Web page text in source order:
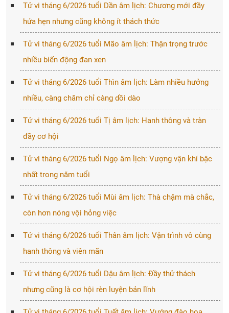
Tử vi tháng 6/2026 tuổi Dần âm lịch: Chương mới đầy
hứa hẹn nhưng cũng không ít thách thức
Tử vi tháng 6/2026 tuổi Mão âm lịch: Thận trọng trước
nhiều biến động đan xen
Tử vi tháng 6/2026 tuổi Thìn âm lịch: Làm nhiều hưởng
nhiều, càng chăm chỉ càng dồi dào
Tử vi tháng 6/2026 tuổi Tị âm lịch: Hanh thông và tràn
đầy cơ hội
Tử vi tháng 6/2026 tuổi Ngọ âm lịch: Vượng vận khí bậc
nhất trong năm tuổi
Tử vi tháng 6/2026 tuổi Mùi âm lịch: Thà chậm mà chắc,
còn hơn nóng vội hỏng việc
Tử vi tháng 6/2026 tuổi Thân âm lịch: Vận trình vô cùng
hanh thông và viên mãn
Tử vi tháng 6/2026 tuổi Dậu âm lịch: Đầy thử thách
nhưng cũng là cơ hội rèn luyện bản lĩnh